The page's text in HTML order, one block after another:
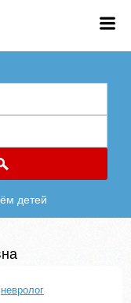
детей
невролог